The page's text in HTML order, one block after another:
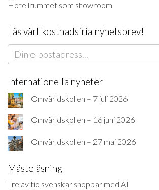
Hotellrummet som showroom
Läs vårt kostnadsfria nyhetsbrev!
Internationella nyheter
Omvärldskollen – 7 juli 2026
Omvärldskollen – 16 juni 2026
Omvärldskollen – 27 maj 2026
Måsteläsning
Tre av tio svenskar shoppar med AI